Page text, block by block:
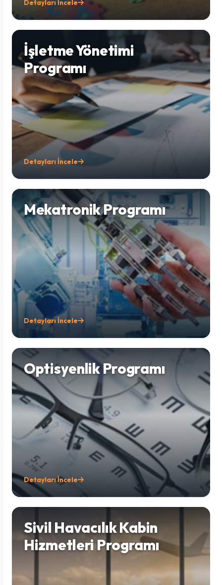
Detayları İncele
İşletme Yönetimi
Programı
Detayları İncele
Mekatronik Programı
Detayları İncele
Optisyenlik Programı
Detayları İncele
Sivil Havacılık Kabin
Hizmetleri Programı